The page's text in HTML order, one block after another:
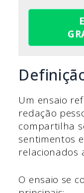
Um ensaio
redação
compartilha
sentimentos
relacionados
O ensaio se